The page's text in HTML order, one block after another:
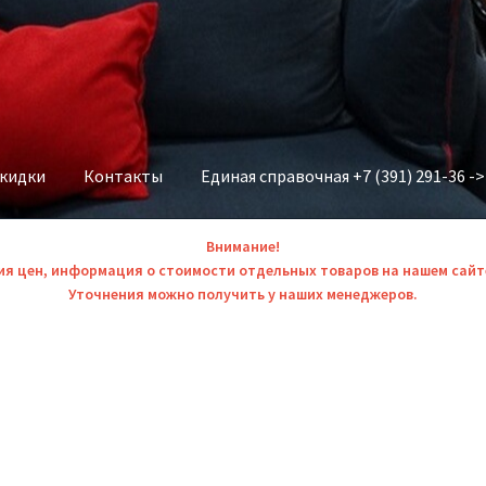
Контакты Единая справочная +7 (391) 291-36 -
Внимание!
цен, информация о стоимости отдельных товаров на нашем
Уточнения можно получить у наших менеджеров.